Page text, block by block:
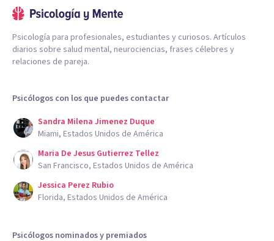
Psicología para profesionales, estudiantes y curiosos. Artículos
diarios sobre salud mental, neurociencias, frases célebres y
relaciones de pareja.
Psicólogos con los que puedes contactar
Sandra Milena Jimenez Duque
Miami, Estados Unidos de América
Maria De Jesus Gutierrez Tellez
San Francisco, Estados Unidos de América
Jessica Perez Rubio
Florida, Estados Unidos de América
Psicólogos nominados y premiados